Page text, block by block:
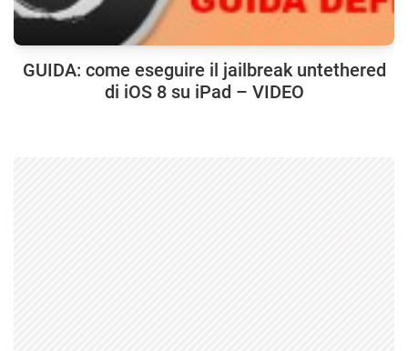
GUIDA: come eseguire il jailbreak untethered
di iOS 8 su iPad – VIDEO